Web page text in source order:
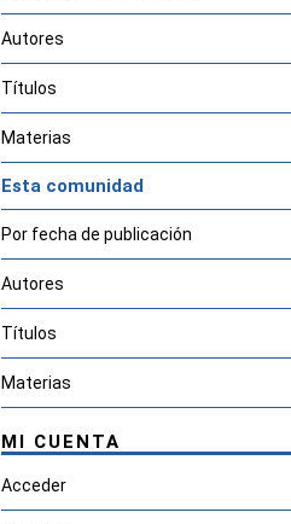
Autores
Títulos
Materias
Esta comunidad
Por fecha de publicación
Autores
Títulos
Materias
MI CUENTA
Acceder